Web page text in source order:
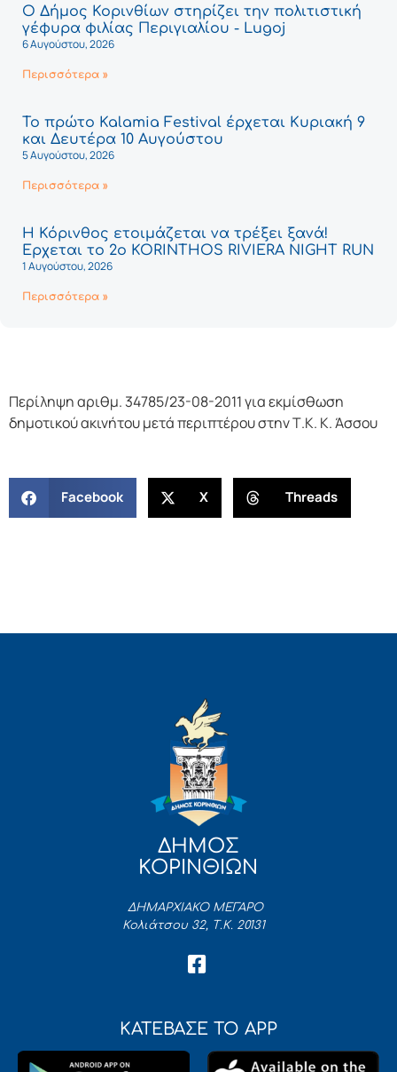
Ο Δήμος Κορινθίων στηρίζει την πολιτιστική
γέφυρα φιλίας Περιγιαλίου - Lugoj
6 Αυγούστου, 2026
Περισσότερα »
Το πρώτο Kalamia Festival έρχεται Κυριακή 9
και Δευτέρα 10 Αυγούστου
5 Αυγούστου, 2026
Περισσότερα »
Η Κόρινθος ετοιμάζεται να τρέξει ξανά!
Έρχεται το 2ο KORINTHOS RIVIERA NIGHT RUN
1 Αυγούστου, 2026
Περισσότερα »
Περίληψη αριθμ. 34785/23-08-2011 για εκμίσθωση
δημοτικού ακινήτου μετά περιπτέρου στην Τ.Κ. Κ. Άσσου
Facebook X Threads
ΔΗΜΟΣ
ΚΟΡΙΝΘΙΩΝ
ΔΗΜΑΡΧΙΑΚΟ ΜΕΓΑΡΟ
Κολιάτσου 32, Τ.Κ. 20131
ΚΑΤΕΒΑΣΕ ΤΟ APP